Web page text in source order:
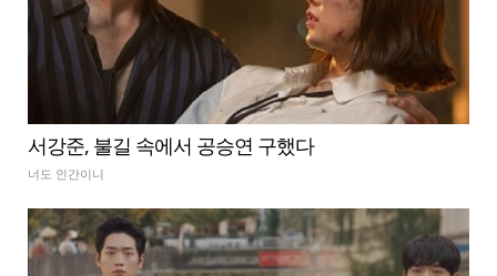
서강준, 불길 속에서 공승연 구했다
너도 인간이니